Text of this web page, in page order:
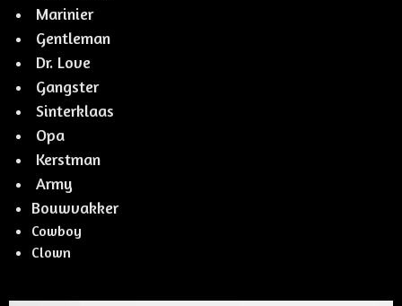
Marinier
Gentleman
Dr. Love
Gangster
Sinterklaas
Opa
Kerstman
Army
Bouwvakker
Cowboy
Clown